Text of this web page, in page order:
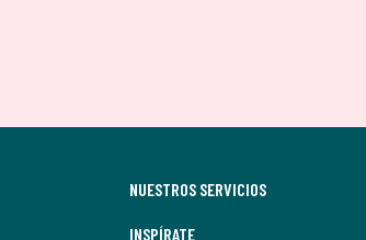
NUESTROS SERVICIOS
INSPÍRATE